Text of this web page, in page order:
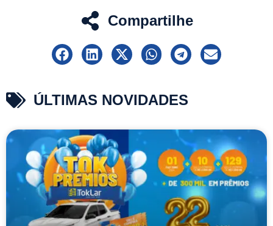
Compartilhe
ÚLTIMAS NOVIDADES